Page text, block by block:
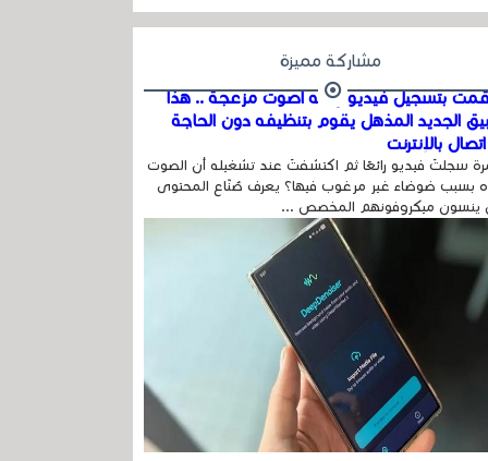
في...
مشاركة مميزة
بتسجيل فيديو وفيه أصوت مزعجة .. هذا
الجديد المذهل يقوم بتنظيفه دون الحاجة
بالإنترنت
سجلتَ فيديو رائعًا ثم اكتشفتَ عند تشغيله أن الصوت
بسبب ضوضاء غير مرغوب فيها؟ يعرف صُنّاع المحتوى
ينسون ميكروفونهم المخصص ...